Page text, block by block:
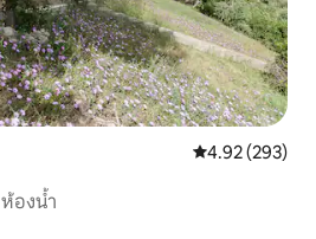
คะแนนเฉลี่ย
4.92 (293)
ห้องน้ำ